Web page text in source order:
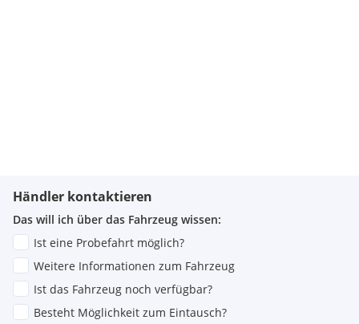
Händler kontaktieren
Das will ich über das Fahrzeug wissen:
Ist eine Probefahrt möglich?
Weitere Informationen zum Fahrzeug
Ist das Fahrzeug noch verfügbar?
Besteht Möglichkeit zum Eintausch?